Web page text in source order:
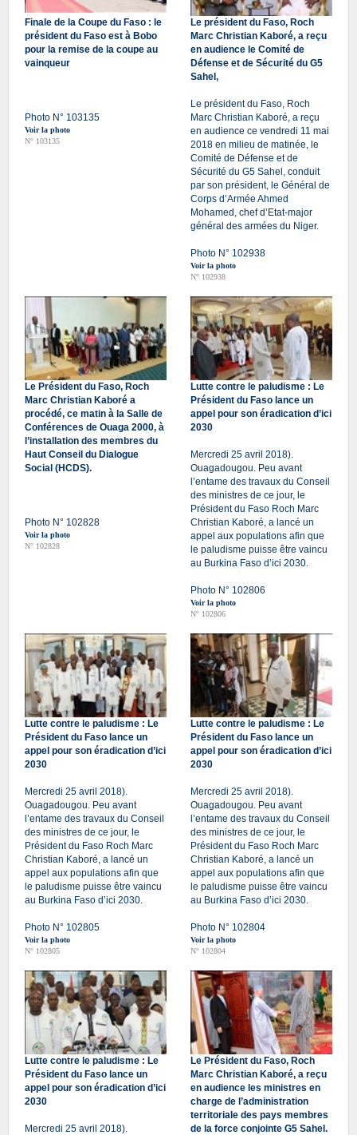
Finale de la Coupe du Faso : le
président du Faso est à Bobo
pour la remise de la coupe au
vainqueur
Photo N° 103135
Voir la photo
N° 103135
Le président du Faso, Roch
Marc Christian Kaboré, a reçu
en audience le Comité de
Défense et de Sécurité du G5
Sahel,
Le président du Faso, Roch
Marc Christian Kaboré, a reçu
en audience ce vendredi 11 mai
2018 en milieu de matinée, le
Comité de Défense et de
Sécurité du G5 Sahel, conduit
par son président, le Général de
Corps d’Armée Ahmed
Mohamed, chef d’Etat-major
général des armées du Niger.
Photo N° 102938
Voir la photo
N° 102938
Le Président du Faso, Roch
Marc Christian Kaboré a
procédé, ce matin à la Salle de
Conférences de Ouaga 2000, à
l’installation des membres du
Haut Conseil du Dialogue
Social (HCDS).
Photo N° 102828
Voir la photo
N° 102828
Lutte contre le paludisme : Le
Président du Faso lance un
appel pour son éradication d’ici
2030
Mercredi 25 avril 2018).
Ouagadougou. Peu avant
l’entame des travaux du Conseil
des ministres de ce jour, le
Président du Faso Roch Marc
Christian Kaboré, a lancé un
appel aux populations afin que
le paludisme puisse être vaincu
au Burkina Faso d’ici 2030.
Photo N° 102806
Voir la photo
N° 102806
Lutte contre le paludisme : Le
Président du Faso lance un
appel pour son éradication d’ici
2030
Mercredi 25 avril 2018).
Ouagadougou. Peu avant
l’entame des travaux du Conseil
des ministres de ce jour, le
Président du Faso Roch Marc
Christian Kaboré, a lancé un
appel aux populations afin que
le paludisme puisse être vaincu
au Burkina Faso d’ici 2030.
Photo N° 102805
Voir la photo
N° 102805
Lutte contre le paludisme : Le
Président du Faso lance un
appel pour son éradication d’ici
2030
Mercredi 25 avril 2018).
Ouagadougou. Peu avant
l’entame des travaux du Conseil
des ministres de ce jour, le
Président du Faso Roch Marc
Christian Kaboré, a lancé un
appel aux populations afin que
le paludisme puisse être vaincu
au Burkina Faso d’ici 2030.
Photo N° 102804
Voir la photo
N° 102804
Lutte contre le paludisme : Le
Président du Faso lance un
appel pour son éradication d’ici
2030
Mercredi 25 avril 2018).
Le Président du Faso, Roch
Marc Christian Kaboré, a reçu
en audience les ministres en
charge de l’administration
territoriale des pays membres
de la force conjointe G5 Sahel.